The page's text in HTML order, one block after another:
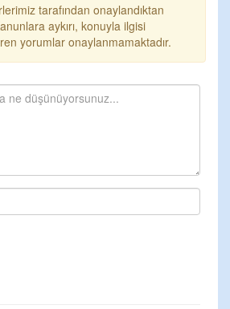
tarafından onaylandıktan
aykırı, konuyla ilgisi
yorumlar onaylanmamaktadır.